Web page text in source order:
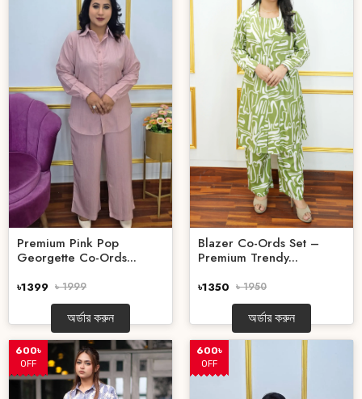
Premium Pink Pop
Georgette Co-Ords...
৳1399 ৳ 1999
অর্ডার করুন
Blazer Co-Ords Set –
Premium Trendy...
৳1350 ৳ 1950
অর্ডার করুন
600৳
OFF
600৳
OFF